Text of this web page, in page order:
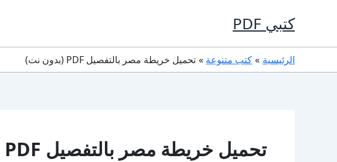
كتبي PDF
الرئيسية كتب متنوعة تحميل خريطة مصر بالتفصيل PDF (بدون نت)
تحميل خريطة مصر بالتفصيل PDF (بدون نت)